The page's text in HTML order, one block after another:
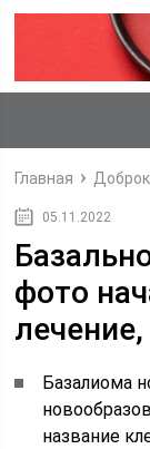
Главная
05.11.2022
фото
Базалиома
название